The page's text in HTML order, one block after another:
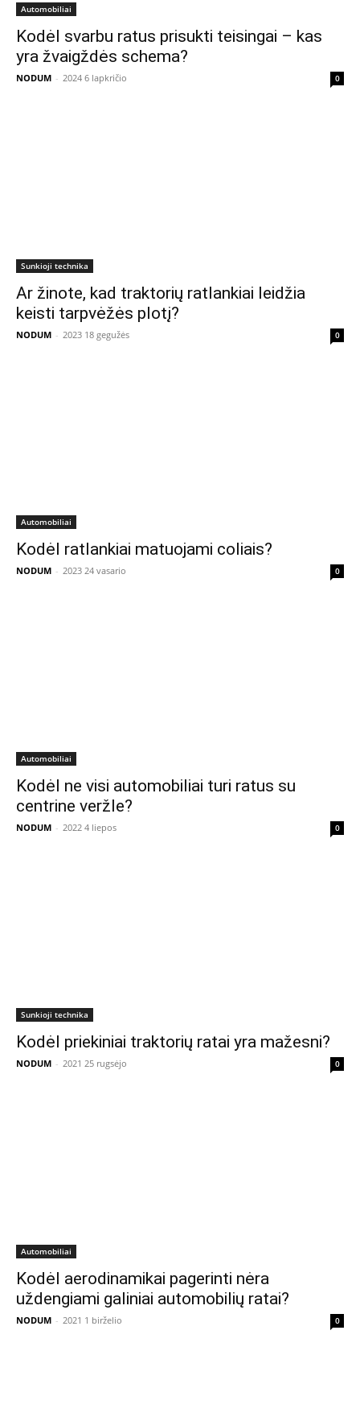
Automobiliai
Kodėl svarbu ratus prisukti teisingai – kas
yra žvaigždės schema?
NODUM - 2024 6 lapkričio 0
Sunkioji technika
Ar žinote, kad traktorių ratlankiai leidžia
keisti tarpvėžės plotį?
NODUM - 2023 18 gegužės 0
Automobiliai
Kodėl ratlankiai matuojami coliais?
NODUM - 2023 24 vasario 0
Automobiliai
Kodėl ne visi automobiliai turi ratus su
centrine veržle?
NODUM - 2022 4 liepos 0
Sunkioji technika
Kodėl priekiniai traktorių ratai yra mažesni?
NODUM - 2021 25 rugsėjo 0
Automobiliai
Kodėl aerodinamikai pagerinti nėra
uždengiami galiniai automobilių ratai?
NODUM - 2021 1 birželio 0